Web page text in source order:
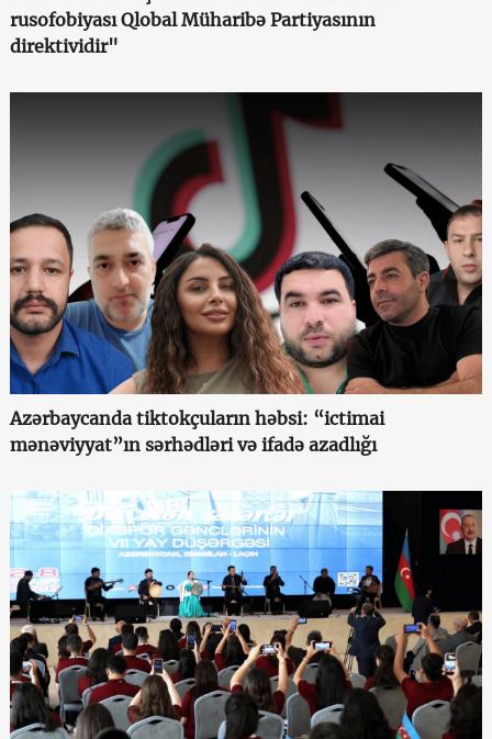
rusofobiyası Qlobal Müharibə Partiyasının
direktividir"
Azərbaycanda tiktokçuların həbsi: “ictimai
mənəviyyat”ın sərhədləri və ifadə azadlığı